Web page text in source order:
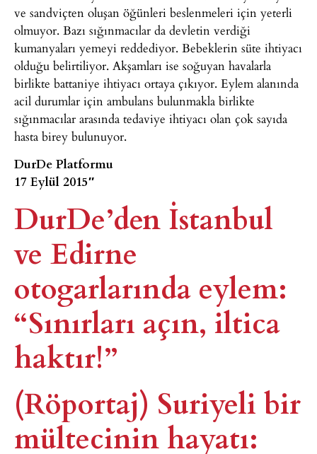
ve sandviçten oluşan öğünleri beslenmeleri için yeterli
olmuyor. Bazı sığınmacılar da devletin verdiği
kumanyaları yemeyi reddediyor. Bebeklerin süte ihtiyacı
olduğu belirtiliyor. Akşamları ise soğuyan havalarla
birlikte battaniye ihtiyacı ortaya çıkıyor. Eylem alanında
acil durumlar için ambulans bulunmakla birlikte
sığınmacılar arasında tedaviye ihtiyacı olan çok sayıda
hasta birey bulunuyor.
DurDe Platformu
17 Eylül 2015″
DurDe’den İstanbul
ve Edirne
otogarlarında eylem:
“Sınırları açın, iltica
haktır!”
(Röportaj) Suriyeli bir
mültecinin hayatı: